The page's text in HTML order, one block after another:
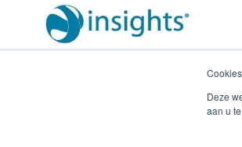
Cookies
Deze
aan u